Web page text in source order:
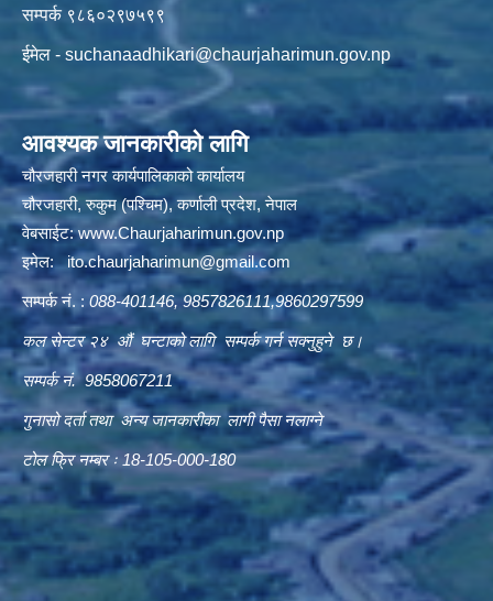
सम्पर्क ९८६०२९७५९९
ईमेल - suchanaadhikari@chaurjaharimun.gov.np
आवश्यक जानकारीको लागि
चौरजहारी नगर कार्यपालिकाको कार्यालय
चौरजहारी, रुकुम (पश्चिम), कर्णाली प्रदेश, नेपाल
वेबसाईट:www.Chaurjaharimun.gov.np
इमेल:ito.chaurjaharimun@gmail.com
सम्पर्क नं. : 088-401146, 9857826111,9860297599
कल सेन्टर २४ औं घन्टाको लागि सम्पर्क गर्न सक्नुहुने छ।
सम्पर्क नं. 9858067211
गुनासो दर्ता तथा अन्य जानकारीका लागी पैसा नलाग्ने
टोल फ्रि नम्बर ः 18-105-000-180